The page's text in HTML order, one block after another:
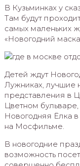
В Кузьминках у
Там будут
самых маленьких
«Новогодний
Детей ждут
Лужниках, лучшие
представления в
Цветном
Новогодняя Ёлка
на Мосфильме.
В новогодние
возможность